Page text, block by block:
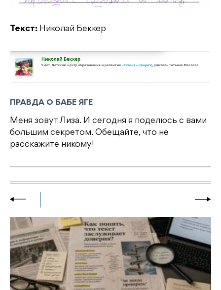
Текст: Николай Беккер
ПРАВДА О БАБЕ ЯГЕ
Меня зовут Лиза. И сегодня я поделюсь с вами
большим секретом. Обещайте, что не
расскажите никому!